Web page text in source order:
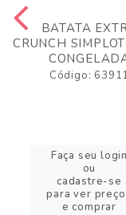
BATATA
CRUNCH
Código:
Faça seu login
ou
cadastre-se
para ver
e comprar